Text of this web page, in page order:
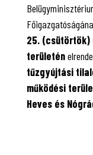
25. (csütörtök)
területén
tűzgyújtási
működési
Heves és